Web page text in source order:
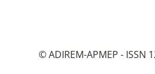
© ADIREM-APMEP - ISSN